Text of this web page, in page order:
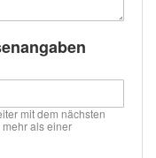
mit dem nächsten
als einer